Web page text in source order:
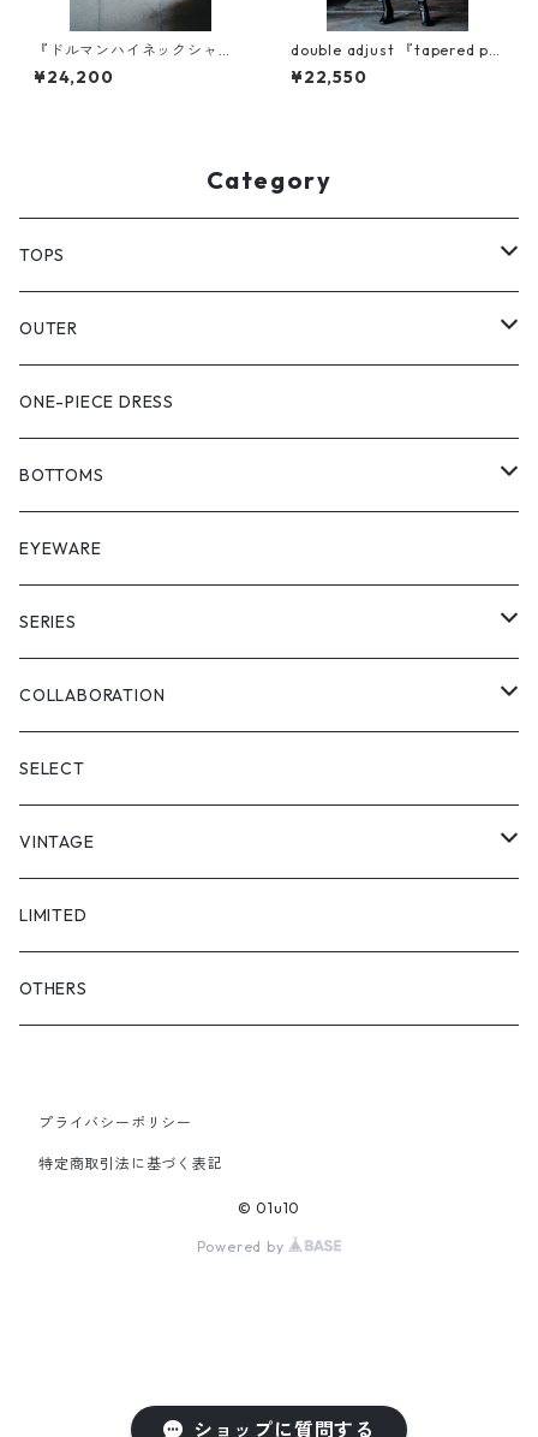
ショップに質問する
『ドルマンハイネックシャ
ツ』素材比べ
¥24,200
double adjust 『tapered pa
nts』
¥22,550
Category
TOPS
PULL OVER
SHIRT
VEST
OUTER
VEST
JACKET
COAT
PULL OVER
ONE-PIECE DRESS
BOTTOMS
SHORT LENGS
FULL LENGS
SKIRT
EYEWARE
SERIES
"matoi"
"enkan"
"tsunagi"
"asobi"
COLLABORATION
RADIO EVA
1+O
FULL DIVE
iCONOLOGY
SELECT
VINTAGE
TOPS
OUTER
SHOES & ACCESSORY
LIMITED
OTHERS
プライバシーポリシー
特定商取引法に基づく表記
© 01u10
Powered by